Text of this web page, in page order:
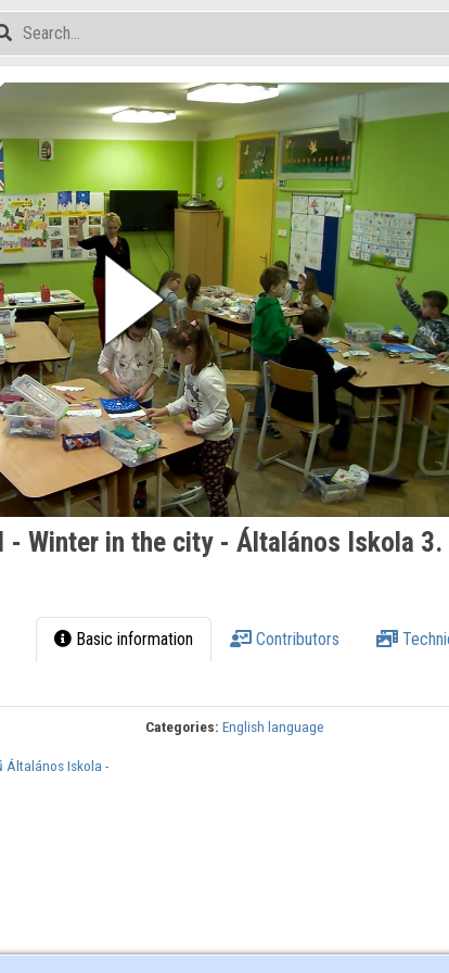
- Winter in the city - Általános Iskola 3.
Basic information Contributors
Categories: English language
Általános Iskola -